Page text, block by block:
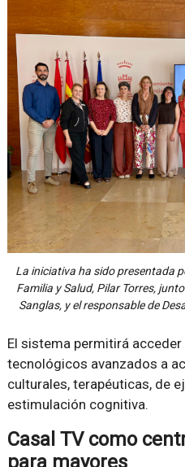
La iniciativa ha sido presentada
Familia y Salud, Pilar Torres,
Sanglas, y el responsable de
El sistema permitirá
tecnológicos avanzados a
culturales, terapéuticas, de
estimulación cognitiva.
Casal TV como
para mayores